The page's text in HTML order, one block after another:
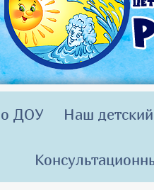
о ДОУ Наш